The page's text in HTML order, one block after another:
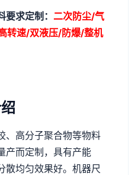
求定制： 二次防尘/气
转速/双液压/防爆/整机
、高分子聚合物等物料
产而定制，具有产能
散均匀效果好。机器尺